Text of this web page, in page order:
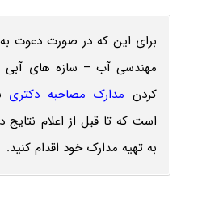
برای این که در صورت دعوت
مهندسی آب – سازه ‌های آبی
کردن مدارک مصاحبه دکتری
است که تا قبل از اعلام
به تهیه مدارک خود اقدام کنید.